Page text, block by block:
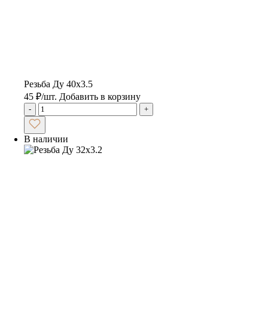
Резьба Ду 40х3.5
45 ₽/шт. Добавить в корзину
- +
В наличии